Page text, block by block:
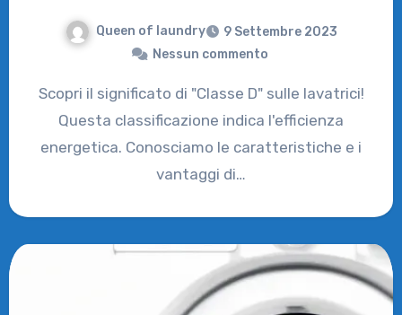
Queen of laundry
9 Settembre 2023
Nessun commento
Scopri il significato di "Classe D" sulle lavatrici!
Questa classificazione indica l'efficienza
energetica. Conosciamo le caratteristiche e i
vantaggi di…